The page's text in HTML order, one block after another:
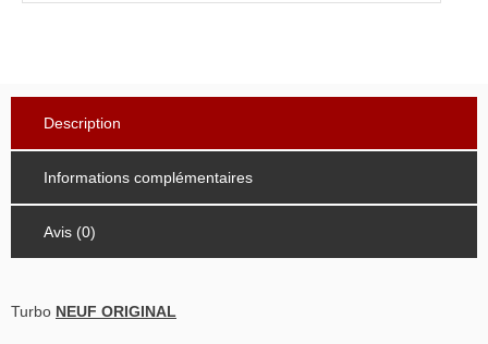
Description
Informations complémentaires
Avis (0)
Turbo NEUF ORIGINAL